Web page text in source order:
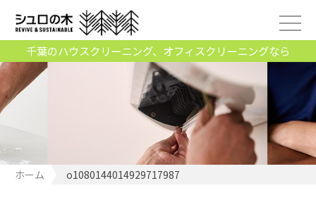
千葉のハウスクリーニング、オフィスクリーニングなら
ホーム o1080144014929717987